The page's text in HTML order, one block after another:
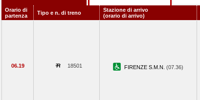
Orario di
partenza
Tipo e n. di treno
Stazione di arrivo
(orario di arrivo)
06.19 18501 FIRENZE S.M.N. (07.36)